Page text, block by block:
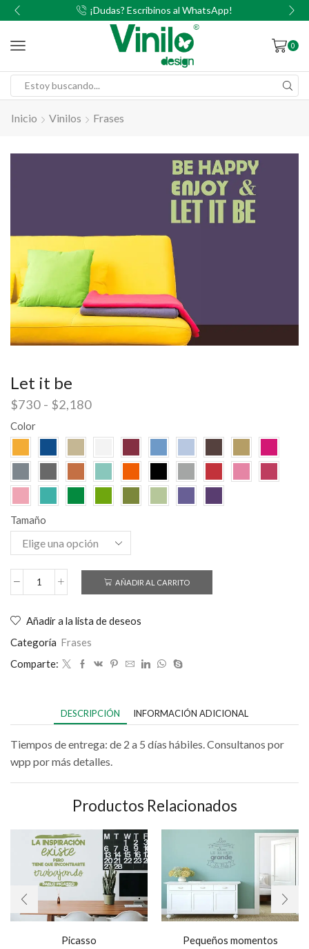
¡Dudas? Escribinos al WhatsApp!
0
Inicio Vinilos Frases
Let it be
$730 - $2,180
Color
Tamaño
AÑADIR AL CARRITO
Añadir a la lista de deseos
Categoría Frases
Comparte:
DESCRIPCIÓN INFORMACIÓN ADICIONAL
Tiempos de entrega: de 2 a 5 días hábiles. Consultanos por
wpp por más detalles.
Productos Relacionados
Picasso Pequeños momentos